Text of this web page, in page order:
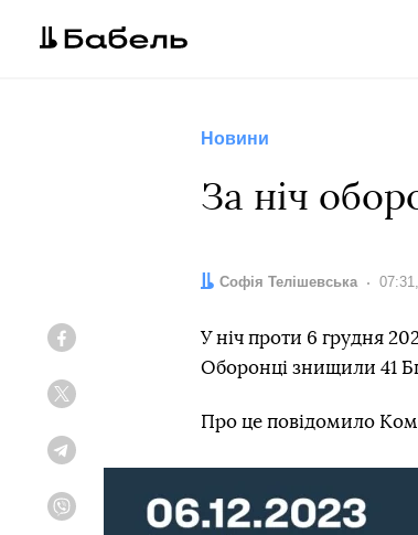
Новини
За ніч
Автор:
Софія Телішевська Дата:
У ніч проти 6 грудня
Оборонці знищили 41
Про це повідомило